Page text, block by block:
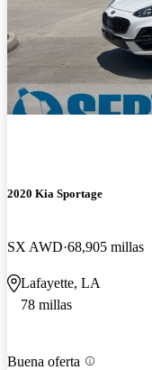
2020 Kia Sportage
SX AWD 68,905 millas
Lafayette, LA
78 millas
Buena oferta